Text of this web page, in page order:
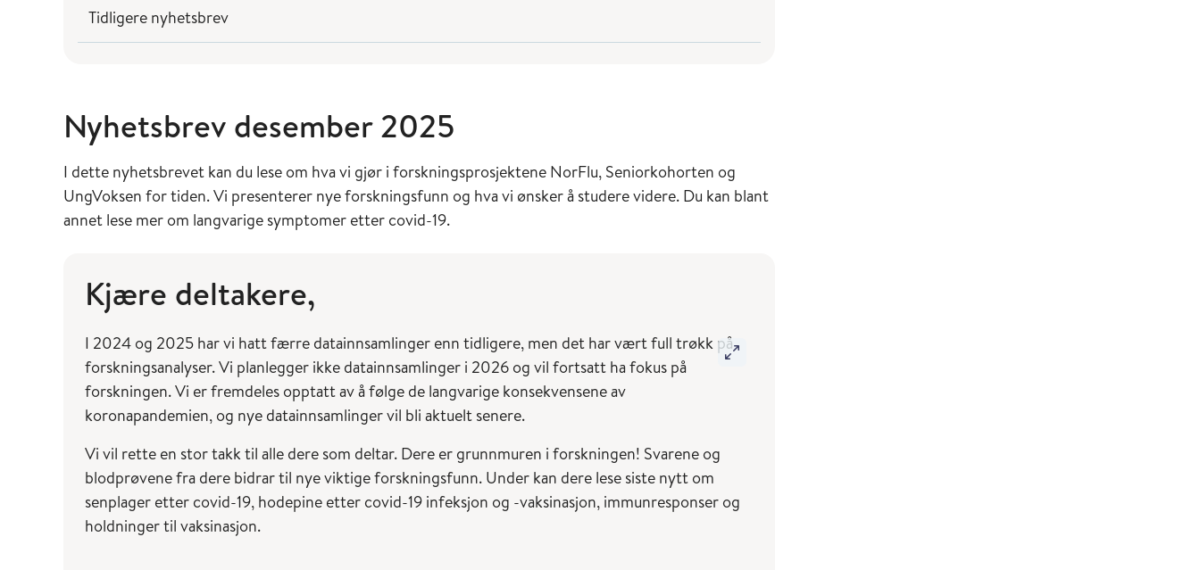
Tidligere nyhetsbrev
Nyhetsbrev desember 2025
I dette nyhetsbrevet kan du lese om hva vi gjør i forskningsprosjektene NorFlu, Seniorkohorten og
UngVoksen for tiden. Vi presenterer nye forskningsfunn og hva vi ønsker å studere videre. Du kan blant
annet lese mer om langvarige symptomer etter covid-19.
Kjære deltakere,
I 2024 og 2025 har vi hatt færre datainnsamlinger enn tidligere, men det har vært full trøkk på
forskningsanalyser. Vi planlegger ikke datainnsamlinger i 2026 og vil fortsatt ha fokus på
forskningen. Vi er fremdeles opptatt av å følge de langvarige konsekvensene av
koronapandemien, og nye datainnsamlinger vil bli aktuelt senere.
Vi vil rette en stor takk til alle dere som deltar. Dere er grunnmuren i forskningen! Svarene og
blodprøvene fra dere bidrar til nye viktige forskningsfunn. Under kan dere lese siste nytt om
senplager etter covid-19, hodepine etter covid-19 infeksjon og -vaksinasjon, immunresponser og
holdninger til vaksinasjon.